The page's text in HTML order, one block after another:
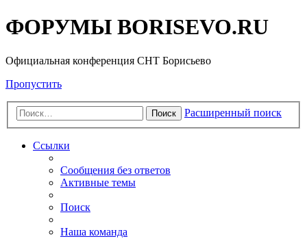
ФОРУМЫ BORISEVO.RU
Официальная конференция СНТ Борисьево
Пропустить
Поиск Расширенный поиск
Ссылки
Сообщения без ответов
Активные темы
Поиск
Наша команда